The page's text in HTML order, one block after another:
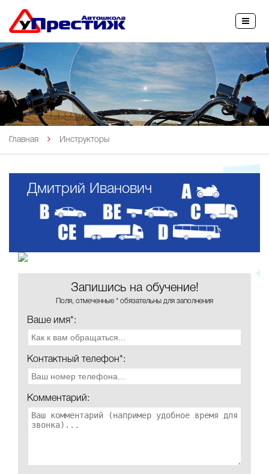
Главная Инструкторы
Дмитрий Иванович
Запишись на обучение!
Поля, отмеченные * обязательны для заполнения
Ваше имя*:
Контактный телефон*:
Комментарий: